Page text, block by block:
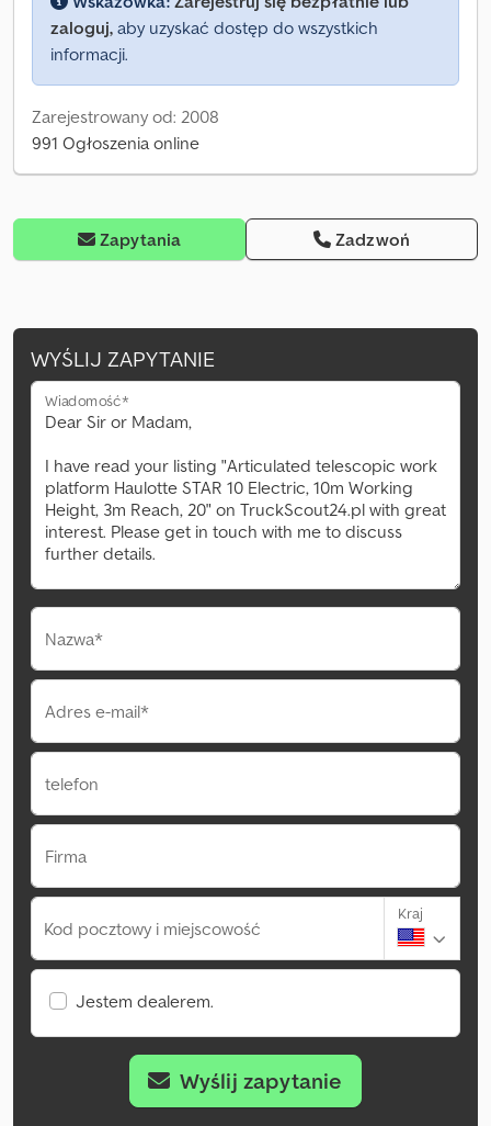
zaloguj, aby uzyskać dostęp do wszystkich
informacji.
Zarejestrowany od: 2008
991 Ogłoszenia online
Zapytania Zadzwoń
WYŚLIJ ZAPYTANIE
Wiadomość*
Nazwa*
Adres e-mail*
telefon
Firma
Kod pocztowy i miejscowość
Kraj
Jestem dealerem.
Wyślij zapytanie